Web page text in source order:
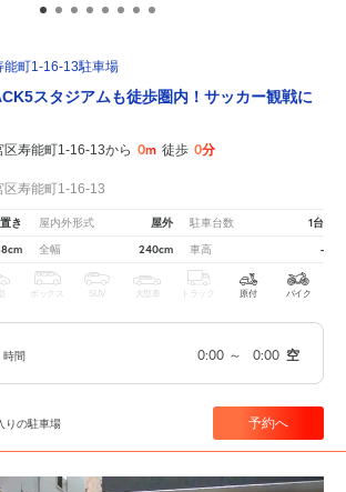
能町1-16-13駐車場
スタジアムも徒歩圏内！サッカー観戦に
寿能町1-16-13から 0m 徒歩 0分
区寿能町1-16-13
き 屋内外形式 屋外 駐車台数 1台
全幅 240cm 車高 -
ボックス SUV 大型車 トラック 原付 バイク
時間 0:00 ～ 0:00 空
りの駐車場 予約へ